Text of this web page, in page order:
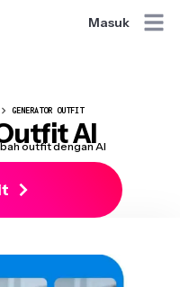
Masuk
GENERATOR OUTFIT
AI
outfit dengan AI